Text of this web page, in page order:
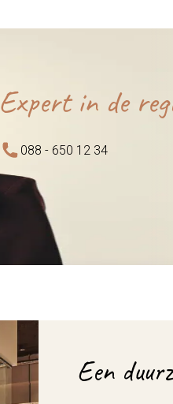
Expert in de
088 - 650 12 34
Een